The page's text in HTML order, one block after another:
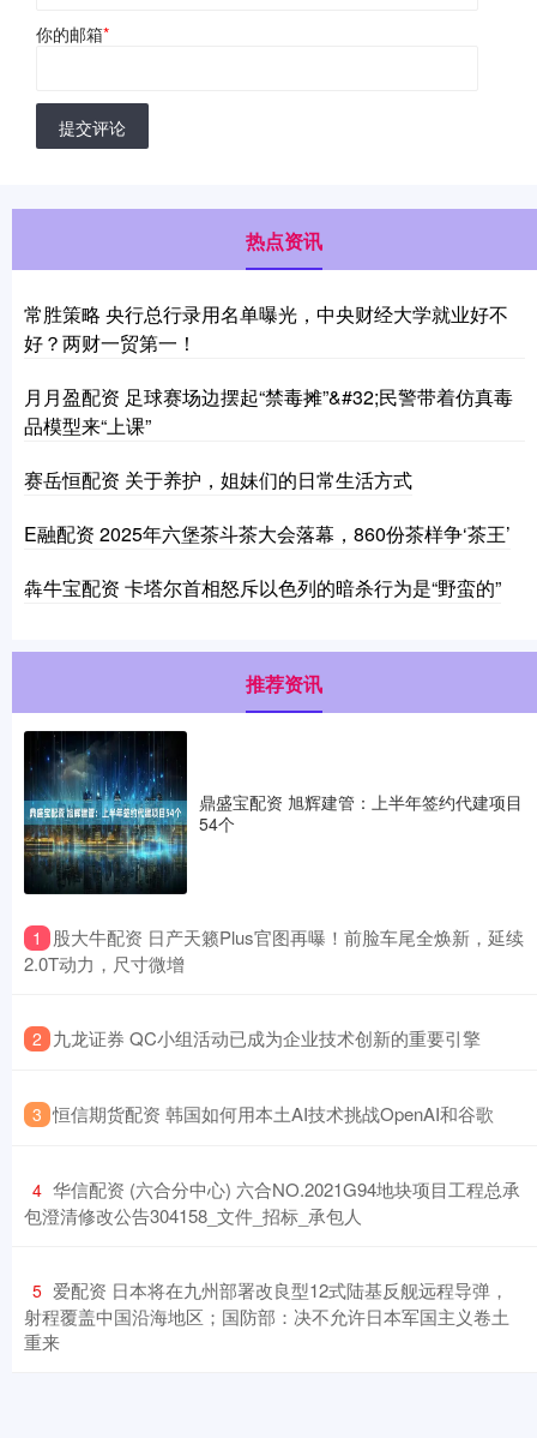
你的邮箱*
提交评论
热点资讯
常胜策略 央行总行录用名单曝光，中央财经大学就业好不
好？两财一贸第一！
月月盈配资 足球赛场边摆起“禁毒摊”&#32;民警带着仿真毒
品模型来“上课”
赛岳恒配资 关于养护，姐妹们的日常生活方式
E融配资 2025年六堡茶斗茶大会落幕，860份茶样争‘茶王’
犇牛宝配资 卡塔尔首相怒斥以色列的暗杀行为是“野蛮的”
推荐资讯
鼎盛宝配资 旭辉建管：上半年签约代建项目
54个
1
​股大牛配资 日产天籁Plus官图再曝！前脸车尾全焕新，延续
2.0T动力，尺寸微增
2 ​九龙证券 QC小组活动已成为企业技术创新的重要引擎
3 ​恒信期货配资 韩国如何用本土AI技术挑战OpenAI和谷歌
4 ​华信配资 (六合分中心) 六合NO.2021G94地块项目工程总承
包澄清修改公告304158_文件_招标_承包人
5 ​爱配资 日本将在九州部署改良型12式陆基反舰远程导弹，
射程覆盖中国沿海地区；国防部：决不允许日本军国主义卷土
重来